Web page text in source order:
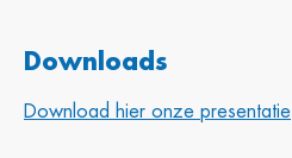
Downloads
Download hier onze presentatie